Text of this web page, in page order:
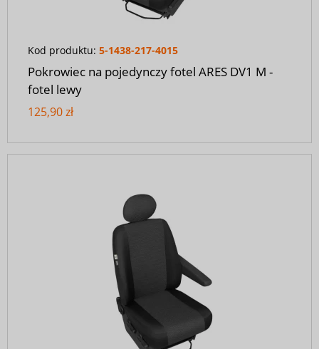
Kod produktu: 5-1438-217-4015
Pokrowiec na pojedynczy fotel ARES DV1 M -
fotel lewy
125,90 zł